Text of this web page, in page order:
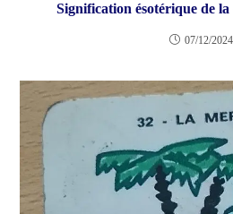
Signification ésotérique de la
07/12/2024